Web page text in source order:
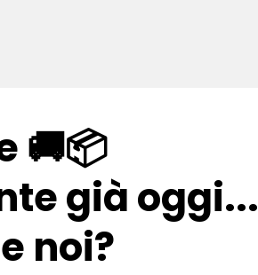
🚚📦
già oggi...
noi?